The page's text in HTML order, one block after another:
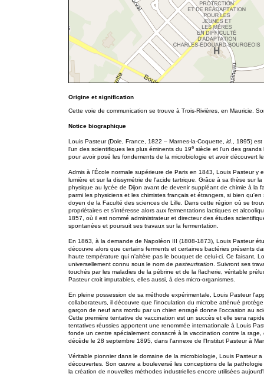
Origine et signification
Cette voie de communication se trouve à Trois-Rivières, en Mauricie.
Notice biographique
Louis Pasteur (Dole, France, 1822 – Marnes-la-Coquette, id.
, 1895)
l'un des scientifiques les plus éminents du 19e siècle et l'un des grands
pour avoir posé les fondements de la microbiologie et avoir découvert
Admis à l'École normale supérieure de Paris en 1843, Louis Pasteur y
lumière et sur la dissymétrie de l'acide tartrique. Grâce à sa thèse sur
physique au lycée de Dijon avant de devenir suppléant de chimie à la
parmi les physiciens et les chimistes français et étrangers, si bien
doyen de la Faculté des sciences de Lille. Dans cette région où se
propriétaires et s'intéresse alors aux fermentations lactiques et
1857, où il est nommé administrateur et directeur des études
spontanées et poursuit ses travaux sur la fermentation.
En 1863, à la demande de Napoléon III (1808-1873), Louis Pasteur
découvre alors que certains ferments et certaines bactéries présents
haute température qui n'altère pas le bouquet de celui-ci. Ce faisant,
universellement connu sous le nom de pasteurisation . Suivront ses
touchés par les maladies de la pébrine et de la flacherie, véritable
Pasteur croit imputables, elles aussi, à des micro-organismes.
En pleine possession de sa méthode expérimentale, Louis Pasteur
collaborateurs, il découvre que l'inoculation du microbe atténué
garçon de neuf ans mordu par un chien enragé donne l'occasion au
Cette première tentative de vaccination est un succès et elle sera
tentatives réussies apportent une renommée internationale à Louis
fonde un centre spécialement consacré à la vaccination contre la
décède le 28 septembre 1895, dans l'annexe de l'Institut Pasteur à
Véritable pionnier dans le domaine de la microbiologie, Louis Pasteur
découvertes. Son œuvre a bouleversé les conceptions de la
la création de nouvelles méthodes industrielles encore utilisées